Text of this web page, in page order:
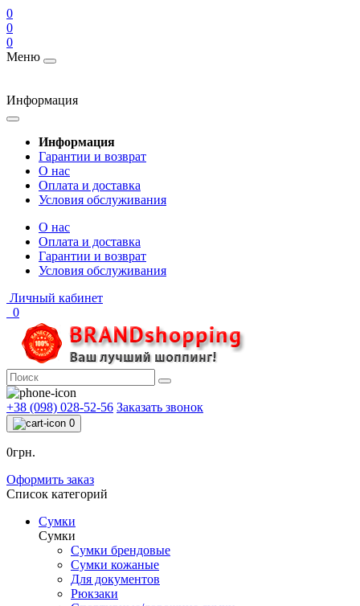
0
0
0
Меню
Информация
Информация
Гарантии и возврат
О нас
Оплата и доставка
Условия обслуживания
О нас
Оплата и доставка
Гарантии и возврат
Условия обслуживания
Личный кабинет
0
+38 (098) 028-52-56 Заказать звонок
0
0грн.
Оформить заказ
Список категорий
Сумки
Сумки
Сумки брендовые
Сумки кожаные
Для документов
Рюкзаки